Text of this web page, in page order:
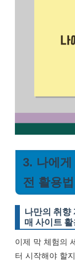
3. 나에
전 활용법
나만의 취향
매 사이트 활
이제 막 체험의
터 시작해야 할